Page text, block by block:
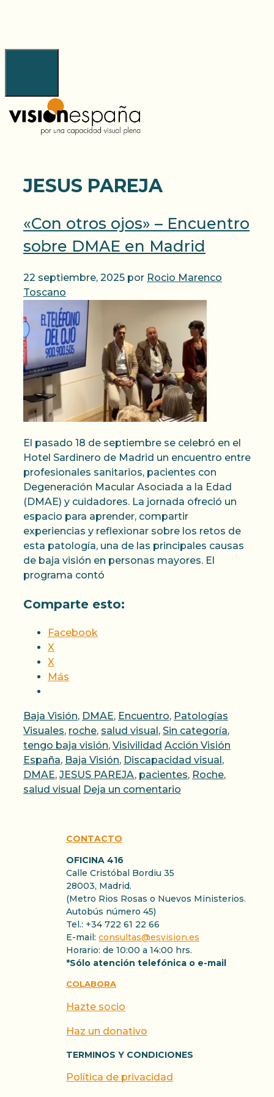
JESUS PAREJA
«Con otros ojos» – Encuentro
sobre DMAE en Madrid
22 septiembre, 2025 por Rocio Marenco
Toscano
El pasado 18 de septiembre se celebró en el
Hotel Sardinero de Madrid un encuentro entre
profesionales sanitarios, pacientes con
Degeneración Macular Asociada a la Edad
(DMAE) y cuidadores. La jornada ofreció un
espacio para aprender, compartir
experiencias y reflexionar sobre los retos de
esta patología, una de las principales causas
de baja visión en personas mayores. El
programa contó
Comparte esto:
Facebook
X
X
Más
Categorías
Baja Visión, DMAE, Encuentro, Patologías
Visuales, roche, salud visual, Sin categoría,
tengo baja visión, Visivilidad Etiquetas
Acción Visión
España, Baja Visión, Discapacidad visual,
DMAE, JESUS PAREJA, pacientes, Roche,
salud visual Deja un comentario
CONTACTO
OFICINA 416
Calle Cristóbal Bordiu 35
28003, Madrid.
(Metro Rios Rosas o Nuevos Ministerios.
Autobús número 45)
Tel.: +34 722 61 22 66
E-mail: consultas@esvision.es
Horario: de 10:00 a 14:00 hrs.
*Sólo atención telefónica o e-mail
COLABORA
Hazte socio
Haz un donativo
TERMINOS Y CONDICIONES
Política de privacidad